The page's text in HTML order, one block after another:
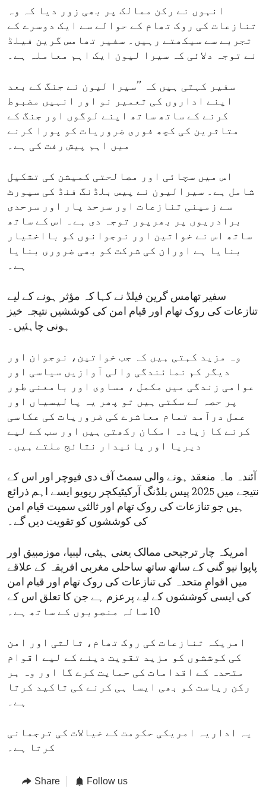
انہوں نے رکن ممالک پر بھی زور دیا کہ وہ
تنازعات کی روک تھام کے حوالے سے ایک دوسرے کے
تجربے سے سیکھتے رہیں۔ سفیر تھامس گرین فیلڈ
نے توجہ دلائی کہ سیرا لیون ایک اہم معاملہ ہے۔
سفیر کہتی ہیں کہ ’’سیرا لیون نے جنگ کے بعد
اپنے اداروں کی تعمیر نو اور انہیں مضبوط
کرنے کے ساتھ ساتھ اپنے لوگوں اور جنگ کے
متاثرین کی کچھ فوری ضروریات کو پورا کرنے
میں اہم پیش رفت کی ہے۔
اس میں سچائی اور مصالحتی کمیشن کی تشکیل
شامل ہے۔ سیرالیون نے پیس بلڈنگ فنڈ کی سپورٹ
سے زمینی تنازعات اور سرحد پار اور سرحدی
برادریوں پر بھرپور توجہ دی ہے۔ اس کے ساتھ
ساتھ اس نے خواتین اور نوجوانوں کو بااختیار
بنایا ہے اوران کی شرکت کو بھی ضروری بنایا
ہے۔
سفیر تھامس گرین فیلڈ نے کہا کہ مؤثر ہونے کے لیے
تنازعات کی روک تھام اور قیام امن کی کوششیں نتیجہ خیز
ہونی چاہئیں۔
وہ مزید کہتی ہیں کہ جب خواتین، نوجوان اور
دیگر کم نمائندگی والی آوازیں سیاسی اور
عوامی زندگی میں مکمل ، مساوی اور بامعنی طور
پر حصہ لے سکتی ہیں تو پھر یہ پالیسیاں اور
عمل درآمد تمام معاشرے کی ضروریات کی عکاسی
کرنے کا زیادہ امکان رکھتی ہیں اور سب کے لیے
دیرپا اور پائیدار نتائج ملتے ہیں۔
آئندہ ماہ منعقد ہونے والی سمٹ آف دی فیوچر اور اس کے
نتیجے میں 2025 پیس بلڈنگ آرکیٹیکچر ریویو ایسے اہم ذرائع
ہیں جو تنازعات کی روک تھام اور ثالثی سمیت قیام امن
کی کوششوں کو تقویت دیں گے۔
امریکہ چار ترجیحی ممالک یعنی ہیٹی، لیبیا، موزمبیق اور
پاپوا نیو گنی کے ساتھ ساتھ ساحلی مغربی افریقہ کے علاقے
میں اقوامِ متحدہ کی تنازعات کی روک تھام اور قیام امن
کی ایسی کوششوں کے لیے پرعزم ہے جن کا تعلق اس کے
10 سالہ منصوبوں کے ساتھ ہے۔
امریکہ تنازعات کی روک تھام، ثالثی اور امن
کی کوششوں کو مزید تقویت دینے کے لیے اقوام
متحدہ کے اقدامات کی حمایت کرے گا اور وہ ہر
رکن ریاست کو بھی ایسا ہی کرنے کی تاکید کرتا
ہے۔
یہ اداریہ امریکی حکومت کے خیالات کی ترجمانی
کرتا ہے۔
Share Follow us